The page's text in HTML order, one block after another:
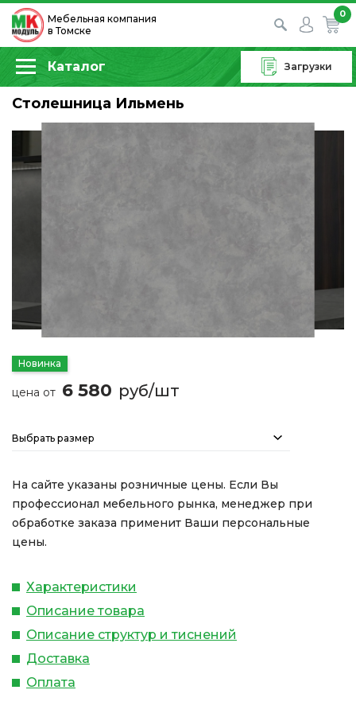
Мебельная компания
в Томске
0
Каталог Загрузки
Столешница Ильмень
Новинка
цена от 6 580 руб/шт
Выбрать размер
На сайте указаны розничные цены. Если Вы
профессионал мебельного рынка, менеджер при
обработке заказа применит Ваши персональные
цены.
Характеристики
Описание товара
Описание структур и тиснений
Доставка
Оплата